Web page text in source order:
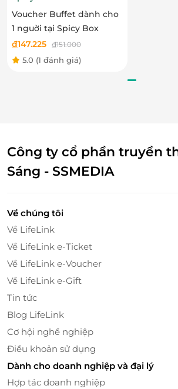
chất lượng cao và mức giá ưu đãi
Hiện tại, trên LifeLink đang có ưu
Voucher Buffet dành cho
1 nguời tại Spicy Box
đ147.225 đ151.000
5.0 (1 đánh giá)
Công ty cổ phần truyền
Sáng - SSMEDIA
Về chúng tôi
Về LifeLink
Về LifeLink e-Ticket
Về LifeLink e-Voucher
Về LifeLink e-Gift
Tin tức
Blog LifeLink
Cơ hội nghề nghiệp
Điều khoản sử dụng
Dành cho doanh nghiệp và đại lý
Hợp tác doanh nghiệp